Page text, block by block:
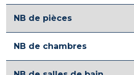
NB de pièces
NB de chambres